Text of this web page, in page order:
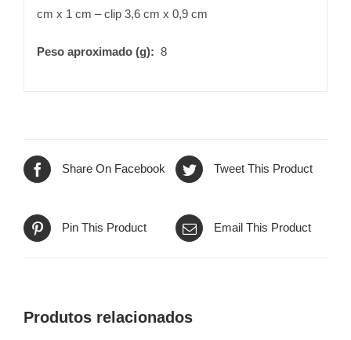
cm x 1 cm – clip 3,6 cm x 0,9 cm
Peso aproximado(g): 8
Share On Facebook Tweet This Product
Pin This Product Email This Product
Produtos relacionados